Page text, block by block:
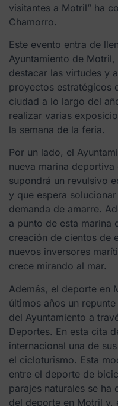
visitantes a Motril” ha
Chamorro.
Este evento entra de
Ayuntamiento de
destacar las virtudes y
proyectos estratégicos
ciudad a lo largo del
realizar varias
la semana de la feria.
Por un lado, el
nueva marina deportiva
supondrá un revulsivo
y que espera
demanda de amarre.
a punto de esta marina
creación de cientos de
nuevos inversores
crece mirando al mar.
Además, el deporte en
últimos años un
del Ayuntamiento a
Deportes. En esta cita
internacional una de
el cicloturismo. Esta
entre el deporte de
parajes naturales se ha
del deporte en Motril y,